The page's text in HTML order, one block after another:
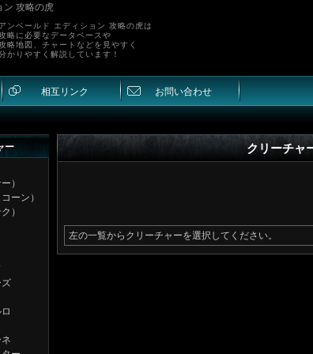
ン 攻略の虎
アンベールド エディション 攻略の虎は
略に必要なデータベースや
略地図、チャートなどを見やすく
かりやすく解説しています！
ー
）
ーン）
）
ズ
クリーチャ
左の一覧からクリーチャーを選択してください。
相互リンク お問い合わせ